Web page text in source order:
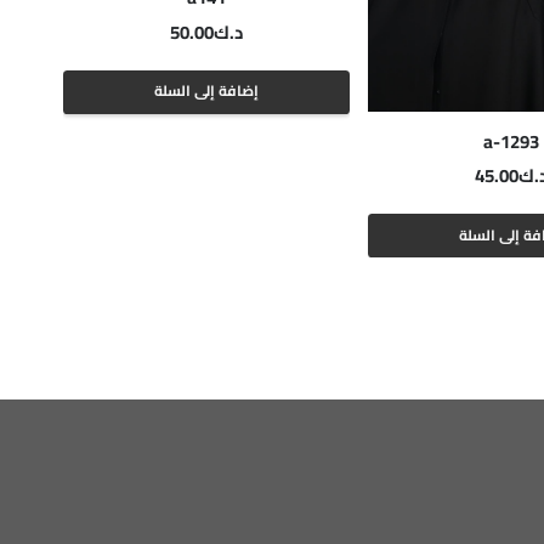
a-1293
45.00
إلى السلة
د.ك50.00
إضافة إلى السلة